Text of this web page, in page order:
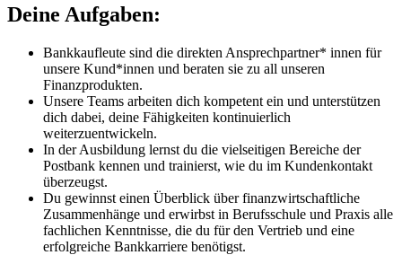
Deine Aufgaben:
Bankkaufleute sind die direkten Ansprechpartner* innen für
unsere Kund*innen und beraten sie zu all unseren
Finanzprodukten.
Unsere Teams arbeiten dich kompetent ein und unterstützen
dich dabei, deine Fähigkeiten kontinuierlich
weiterzuentwickeln.
In der Ausbildung lernst du die vielseitigen Bereiche der
Postbank kennen und trainierst, wie du im Kundenkontakt
überzeugst.
Du gewinnst einen Überblick über finanzwirtschaftliche
Zusammenhänge und erwirbst in Berufsschule und Praxis alle
fachlichen Kenntnisse, die du für den Vertrieb und eine
erfolgreiche Bankkarriere benötigst.